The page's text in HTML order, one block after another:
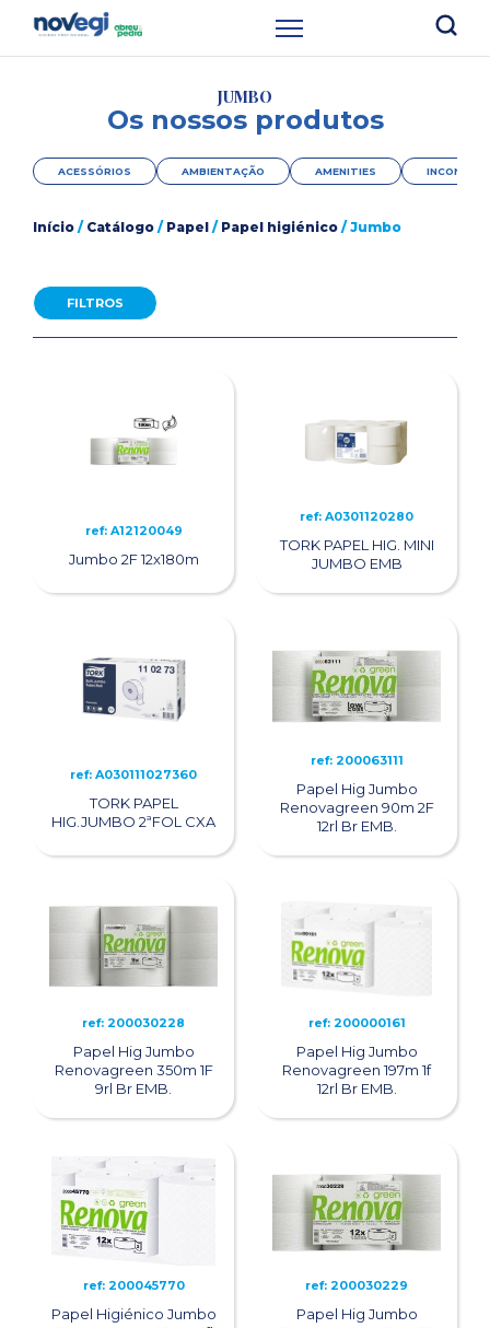
JUMBO
Os nossos produtos
ACESSÓRIOS AMBIENTAÇÃO AMENITIES
Início / Catálogo / Papel / Papel higiénico / Jumbo
FILTROS
ref: A12120049
Jumbo 2F 12x180m
ref: A0301120280
TORK PAPEL HIG. MINI
JUMBO EMB
ref: A030111027360
TORK PAPEL
HIG.JUMBO 2ªFOL CXA
ref: 200063111
Papel Hig Jumbo
Renovagreen 90m 2F
12rl Br EMB.
ref: 200030228
Papel Hig Jumbo
Renovagreen 350m 1F
9rl Br EMB.
ref: 200000161
Papel Hig Jumbo
Renovagreen 197m 1f
12rl Br EMB.
ref: 200045770
Papel Higiénico Jumbo
ref: 200030229
Papel Hig Jumbo